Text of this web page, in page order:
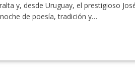
y, desde Uruguay, el prestigioso
de poesía, tradición y…